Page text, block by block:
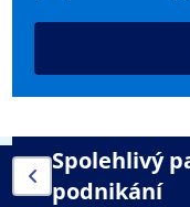
Spolehlivý
podnikání